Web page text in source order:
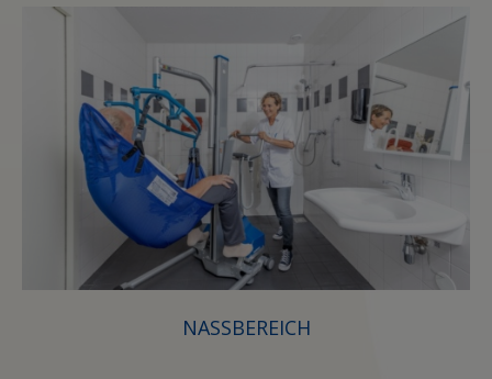
NASSBEREICH